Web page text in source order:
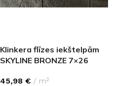
Klinkera flīzes iekštelpām
SKYLINE BRONZE 7×26
45,98 € m²